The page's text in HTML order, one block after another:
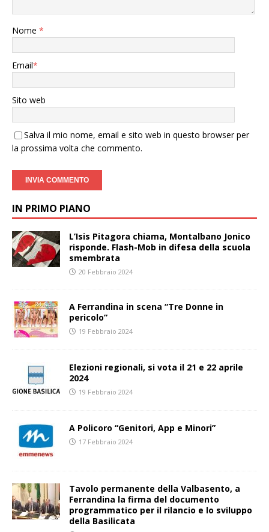
Nome *
Email*
Sito web
Salva il mio nome, email e sito web in questo browser per
la prossima volta che commento.
IN PRIMO PIANO
L’Isis Pitagora chiama, Montalbano Jonico
risponde. Flash-Mob in difesa della scuola
smembrata
20 Febbraio 2024
A Ferrandina in scena “Tre Donne in
pericolo”
19 Febbraio 2024
Elezioni regionali, si vota il 21 e 22 aprile
2024
19 Febbraio 2024
A Policoro “Genitori, App e Minori”
17 Febbraio 2024
Tavolo permanente della Valbasento, a
Ferrandina la firma del documento
programmatico per il rilancio e lo sviluppo
della Basilicata